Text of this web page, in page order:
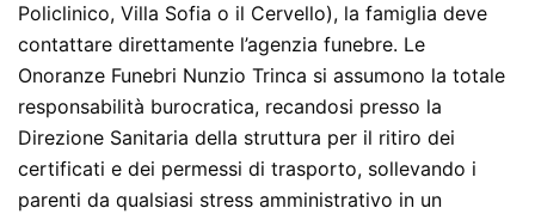
Policlinico, Villa Sofia o il Cervello), la famiglia deve
contattare direttamente l’agenzia funebre. Le
Onoranze Funebri Nunzio Trinca si assumono la totale
responsabilità burocratica, recandosi presso la
Direzione Sanitaria della struttura per il ritiro dei
certificati e dei permessi di trasporto, sollevando i
parenti da qualsiasi stress amministrativo in un